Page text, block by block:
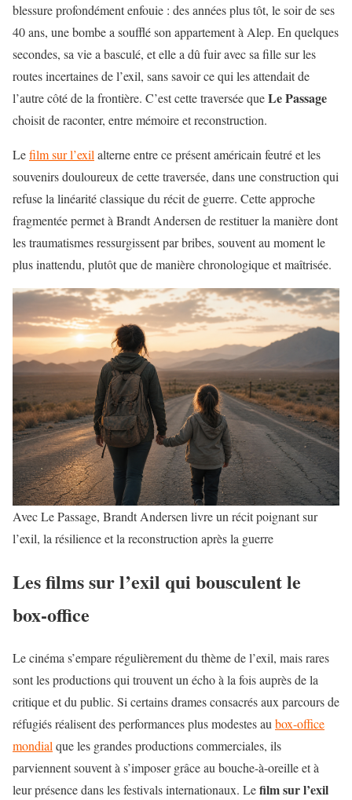
blessure profondément enfouie : des années plus tôt, le soir de ses
40 ans, une bombe a soufflé son appartement à Alep. En quelques
secondes, sa vie a basculé, et elle a dû fuir avec sa fille sur les
routes incertaines de l’exil, sans savoir ce qui les attendait de
l’autre côté de la frontière. C’est cette traversée queLe Passage
choisit de raconter, entre mémoire et reconstruction.
Lefilm sur l’exil alterne entre ce présent américain feutré et les
souvenirs douloureux de cette traversée, dans une construction qui
refuse la linéarité classique du récit de guerre. Cette approche
fragmentée permet à Brandt Andersen de restituer la manière dont
les traumatismes ressurgissent par bribes, souvent au moment le
plus inattendu, plutôt que de manière chronologique et maîtrisée.
Avec Le Passage, Brandt Andersen livre un récit poignant sur
l’exil, la résilience et la reconstruction après la guerre
Les films sur l’exil qui bousculent le
box-office
Le cinéma s’empare régulièrement du thème de l’exil, mais rares
sont les productions qui trouvent un écho à la fois auprès de la
critique et du public. Si certains drames consacrés aux parcours de
réfugiés réalisent des performances plus modestes au box-office
mondial que les grandes productions commerciales, ils
parviennent souvent à s’imposer grâce au bouche-à-oreille et à
leur présence dans les festivals internationaux. Lefilm sur l’exil